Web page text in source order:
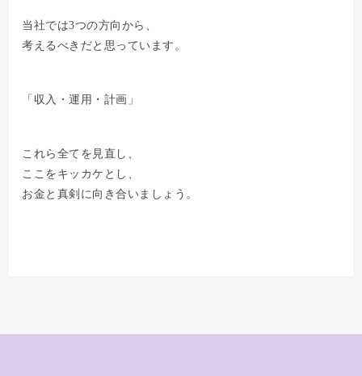
当社では3つの方向から、
考えるべきだと思っています。
「収入・運用・計画」
これら全てを見直し、
ここをキッカケとし、
お金と真剣に向き合いましょう。